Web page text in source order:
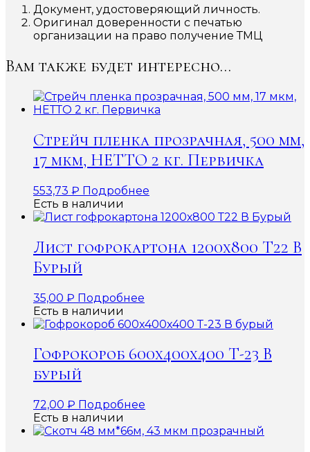
Документ, удостоверяющий личность.
Оригинал доверенности с печатью
организации на право получение ТМЦ
Вам также будет интересно…
Стрейч пленка прозрачная, 500 мм,
17 мкм, НЕТТО 2 кг. Первичка
553,73 ₽ Подробнее
Есть в наличии
Лист гофрокартона 1200х800 Т22 В
Бурый
35,00 ₽ Подробнее
Есть в наличии
Гофрокороб 600x400x400 Т-23 В
бурый
72,00 ₽ Подробнее
Есть в наличии